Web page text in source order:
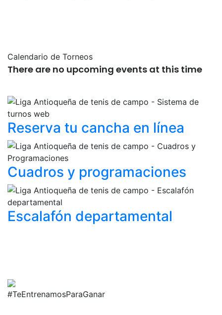
Calendario de Torneos
There are no upcoming events at this time
Reserva tu cancha en línea
Cuadros y programaciones
Escalafón departamental
#TeEntrenamosParaGanar